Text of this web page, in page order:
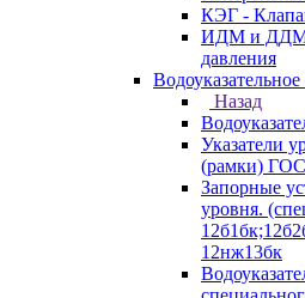
КЭГ -
ИДМ и ДДМ
давления
Назад
Указатели
(рамки)
Запорные
уровня.
12нж13бк